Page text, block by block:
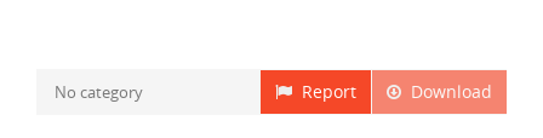
Download
Report
No category